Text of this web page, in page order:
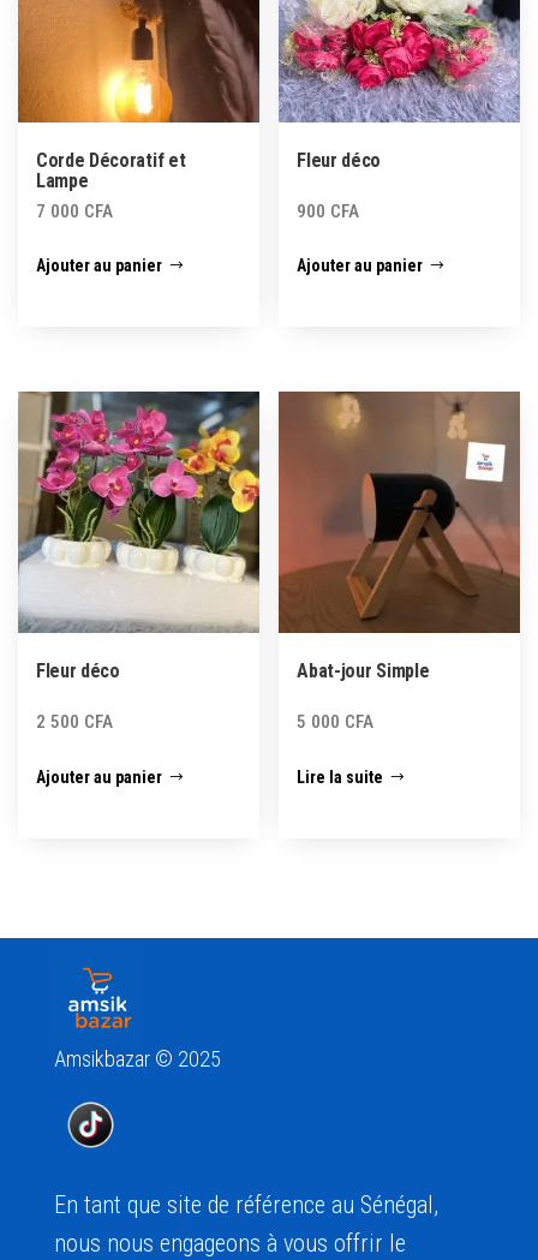
Corde Décoratif et
Lampe
7 000 CFA
Ajouter au panier
Fleur déco
900 CFA
Ajouter au panier
Fleur déco
2 500 CFA
Ajouter au panier
Abat-jour Simple
5 000 CFA
Lire la suite
Amsikbazar © 2025
En tant que site de référence au Sénégal,
nous nous engageons à vous offrir le